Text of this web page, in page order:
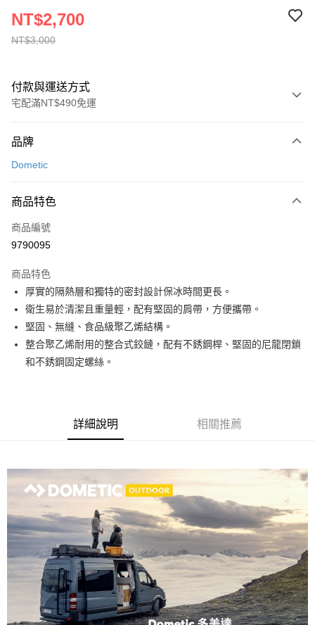
NT$3,000
NT$2,700
付款與運送方式
宅配滿NT$490免運
信用卡一次付款
3 期 0 利率 每期
合作金庫商業銀行
上海商業儲蓄銀行
臺灣中小企業銀行
匯豐（台灣）商業銀行
華泰商業銀行
聯邦商業銀行
遠東國際商業銀行
元大商業銀行
玉山商業銀行
星展（台灣）商業銀行
台灣樂天信用卡公司
LINE Pay
Apple Pay
ATM付款
運送方式
付款後門市自取
品牌
Dometic
商品特色
商品編號
9790095
商品特色
厚實的隔熱層和獨特的密封設計保冰時間更長。
衛生易於清潔且重量輕，配有堅固的肩帶，方便攜帶。
堅固、無縫、食品級聚乙烯結構。
整合聚乙烯耐用的整合式鉸鏈，配有不銹鋼桿、堅固的尼龍閉鎖
和不銹鋼固定螺絲。
詳細說明 相關推薦